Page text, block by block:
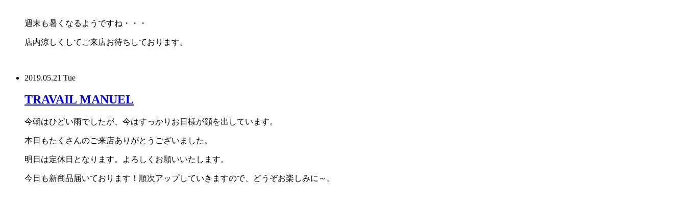
週末も暑くなるようですね・・・
店内涼しくしてご来店お待ちしております。
2019.05.21 Tue
TRAVAIL MANUEL
今朝はひどい雨でしたが、今はすっかりお日様が顔を出しています。
本日もたくさんのご来店ありがとうございました。
明日は定休日となります。よろしくお願いいたします。
今日も新商品届いております！順次アップしていきますので、どうぞお楽しみに～。